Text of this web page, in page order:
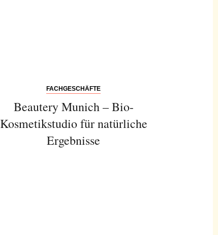
FACHGESCHÄFTE
Beautery Munich – Bio-
Kosmetikstudio für natürliche
Ergebnisse